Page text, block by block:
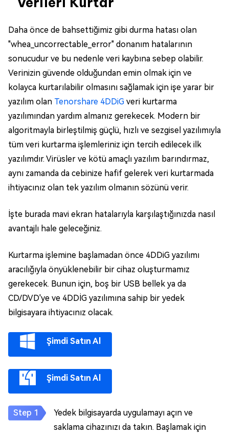
Daha önce de bahsettiğimiz gibi durma hatası olan
"whea_uncorrectable_error" donanım hatalarının
sonucudur ve bu nedenle veri kaybına sebep olabilir.
Verinizin güvende olduğundan emin olmak için ve
kolayca kurtarılabilir olmasını sağlamak için işe yarar bir
yazılım olan Tenorshare 4DDiG veri kurtarma
yazılımından yardım almanız gerekecek. Modern bir
algoritmayla birleştilmiş güçlü, hızlı ve sezgisel yazılımıyla
tüm veri kurtarma işlemleriniz için tercih edilecek ilk
yazılımdır. Virüsler ve kötü amaçlı yazılım barındırmaz,
aynı zamanda da cebinize hafif gelerek veri kurtarmada
ihtiyacınız olan tek yazılım olmanın sözünü verir.
İşte burada mavi ekran hatalarıyla karşılaştığınızda nasıl
avantajlı hale geleceğiniz.
Kurtarma işlemine başlamadan önce 4DDiG yazılımı
aracılığıyla önyüklenebilir bir cihaz oluşturmamız
gerekecek. Bunun için, boş bir USB bellek ya da
CD/DVD'ye ve 4DDİG yazılımına sahip bir yedek
bilgisayara ihtiyacınız olacak.
Şimdi Satın Al
Şimdi Satın Al
Yedek bilgisayarda uygulamayı açın ve
saklama cihazınızı da takın. Başlamak için